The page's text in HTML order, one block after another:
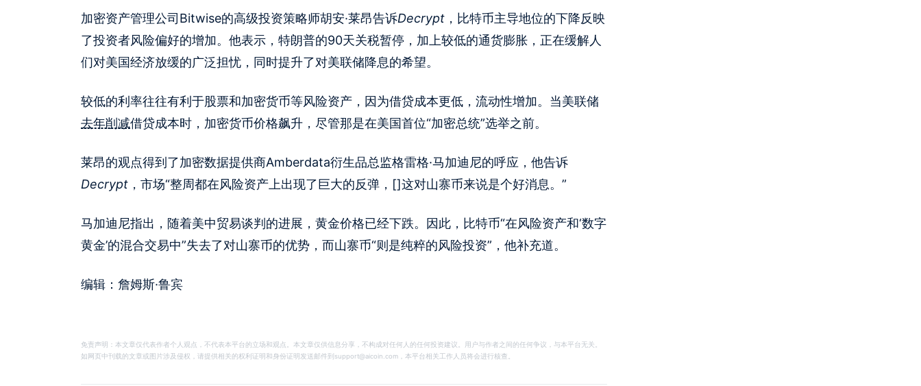
加密资产管理公司Bitwise的高级投资策略师胡安·莱昂告诉Decrypt ，比特币主导地位的下降反映
了投资者风险偏好的增加。他表示，特朗普的90天关税暂停，加上较低的通货膨胀，正在缓解人
们对美国经济放缓的广泛担忧，同时提升了对美联储降息的希望。
较低的利率往往有利于股票和加密货币等风险资产，因为借贷成本更低，流动性增加。当美联储
去年削减借贷成本时，加密货币价格飙升，尽管那是在美国首位“加密总统”选举之前。
莱昂的观点得到了加密数据提供商Amberdata衍生品总监格雷格·马加迪尼的呼应，他告诉
Decrypt ，市场“整周都在风险资产上出现了巨大的反弹，[]这对山寨币来说是个好消息。”
马加迪尼指出，随着美中贸易谈判的进展，黄金价格已经下跌。因此，比特币“在风险资产和‘数字
黄金’的混合交易中”失去了对山寨币的优势，而山寨币“则是纯粹的风险投资”，他补充道。
编辑：詹姆斯·鲁宾
免责声明：本文章仅代表作者个人观点，不代表本平台的立场和观点。本文章仅供信息分享，不构成对任何人的任何投资建议。用户与作者之间的任何争议，与本平台无关。
如网页中刊载的文章或图片涉及侵权，请提供相关的权利证明和身份证明发送邮件到support@aicoin.com，本平台相关工作人员将会进行核查。